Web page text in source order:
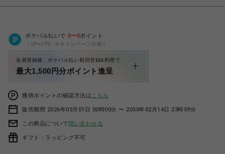
ポケパル払いで 0〜0ポイント
（1P=1円）※キャンペーン分除く
会員登録後、ポケパル払い初回登録&利用で
最大1,500円分ポイント進呈
獲得ポイントの確認方法は こちら
販売期間 2026年03月01日 00時00分 〜 2050年02月14日 23時59分
この商品について問い合わせる
ギフト：ラッピング不可